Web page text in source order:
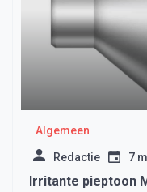
Algemeen
Redactie 7
Irritante pieptoon